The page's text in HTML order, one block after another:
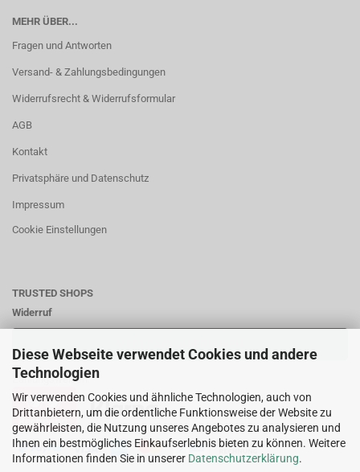
Diese Webseite verwendet Cookies und andere
Technologien
Wir verwenden Cookies und ähnliche Technologien, auch von
Drittanbietern, um die ordentliche Funktionsweise der Website zu
gewährleisten, die Nutzung unseres Angebotes zu analysieren und
Ihnen ein bestmögliches Einkaufserlebnis bieten zu können. Weitere
Informationen finden Sie in unserer Datenschutzerklärung.
MEHR ÜBER...
Fragen und Antworten
Versand- & Zahlungsbedingungen
Widerrufsrecht & Widerrufsformular
AGB
Kontakt
Privatsphäre und Datenschutz
Impressum
Cookie Einstellungen
TRUSTED SHOPS
Widerruf
Zahlungsweisen: